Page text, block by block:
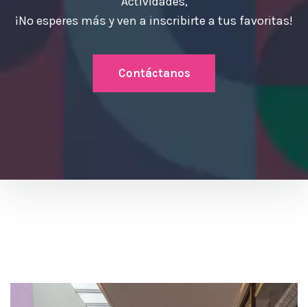
¡No esperes más y ven a inscribirte a tus favoritas!
Contáctanos